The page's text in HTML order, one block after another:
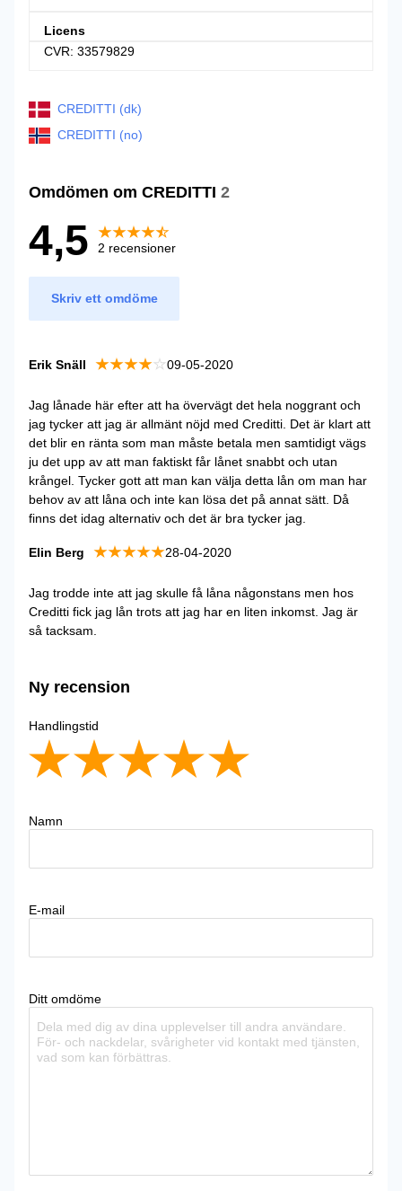
Licens
CVR: 33579829
CREDITTI (dk)
CREDITTI (no)
Omdömen om CREDITTI 2
4,5 2 recensioner
Skriv ett omdöme
Erik Snäll 09-05-2020
Jag lånade här efter att ha övervägt det hela noggrant och
jag tycker att jag är allmänt nöjd med Creditti. Det är klart att
det blir en ränta som man måste betala men samtidigt vägs
ju det upp av att man faktiskt får lånet snabbt och utan
krångel. Tycker gott att man kan välja detta lån om man har
behov av att låna och inte kan lösa det på annat sätt. Då
finns det idag alternativ och det är bra tycker jag.
Elin Berg 28-04-2020
Jag trodde inte att jag skulle få låna någonstans men hos
Creditti fick jag lån trots att jag har en liten inkomst. Jag är
så tacksam.
Ny recension
Handlingstid
Namn
E-mail
Ditt omdöme